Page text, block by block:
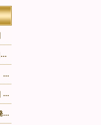
プロセルセラピーズ|神戸兵庫|抜毛発毛専門|口コミ
プロセルセラピーズ② 神戸 抜け毛発毛｜薄毛治療
プロセルセラピーズ① 神戸｜抜け毛 発毛サロン｜薄毛治療
近赤外線、赤色LED ｜育毛発毛専門店 神戸